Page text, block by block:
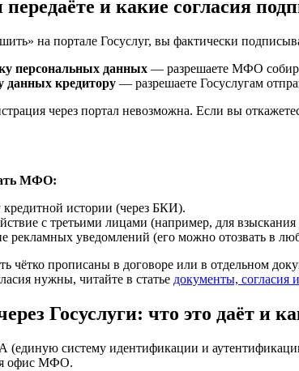
и какие согласия
на портале Госуслуг, вы фактически
персональных данных — разрешаете МФО
данных кредитору — разрешаете Госуслугам
через портал невозможна. Если вы
МФО:
кредитной истории (через БКИ).
с третьими лицами (например, для взыскания
рекламных уведомлений (его можно отозвать в
чётко прописаны в договоре или в отдельном
нужны, читайте в статье документы, согласия
Госуслуги: что это даёт и
систему идентификации и
офис МФО.